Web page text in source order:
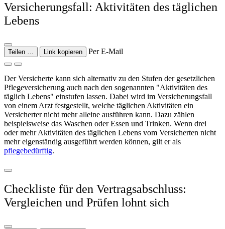
Versicherungsfall: Aktivitäten des täglichen
Lebens
Teilen … Link kopieren Per E-Mail
Der Versicherte kann sich alternativ zu den Stufen der gesetzlichen
Pflegeversicherung auch nach den sogenannten "Aktivitäten des
täglich Lebens" einstufen lassen. Dabei wird im Versicherungsfall
von einem Arzt festgestellt, welche täglichen Aktivitäten ein
Versicherter nicht mehr alleine ausführen kann. Dazu zählen
beispielsweise das Waschen oder Essen und Trinken. Wenn drei
oder mehr Aktivitäten des täglichen Lebens vom Versicherten nicht
mehr eigenständig ausgeführt werden können, gilt er als
pflegebedürftig.
Checkliste für den Vertragsabschluss:
Vergleichen und Prüfen lohnt sich